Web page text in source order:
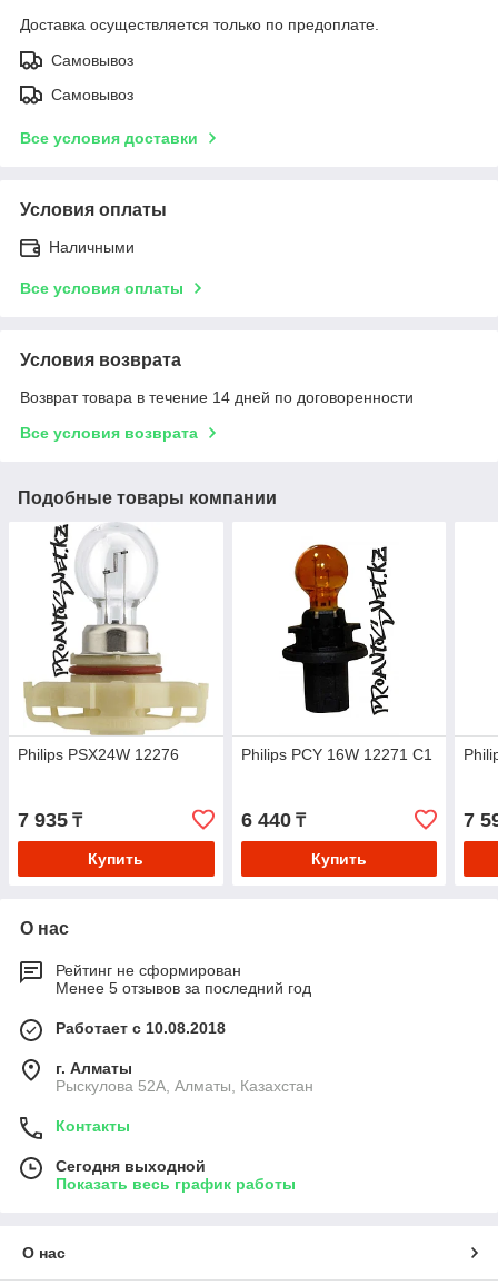
Доставка осуществляется только по предоплате.
Самовывоз
Самовывоз
Все условия доставки
Условия оплаты
Наличными
Все условия оплаты
Условия возврата
Возврат товара в течение 14 дней по договоренности
Все условия возврата
Подобные товары компании
Philips PSX24W 12276
7 935 ₸
Купить
Philips PCY 16W 12271 C1
6 440₸
Купить
7
О нас
Рейтинг не сформирован
Менее 5 отзывов за последний год
Работает с 10.08.2018
г. Алматы
Рыскулова 52А, Алматы, Казахстан
Контакты
Сегодня выходной
Показать весь график работы
О нас